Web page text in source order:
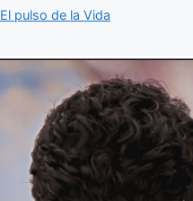
El pulso de la Vida